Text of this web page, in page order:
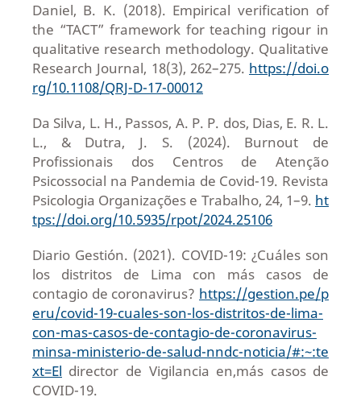
Daniel, B. K. (2018). Empirical verification of
the “TACT” framework for teaching rigour in
qualitative research methodology. Qualitative
Research Journal, 18(3), 262–275. https://doi.o
rg/10.1108/QRJ-D-17-00012
Da Silva, L. H., Passos, A. P. P. dos, Dias, E. R. L.
L., & Dutra, J. S. (2024). Burnout de
Profissionais dos Centros de Atenção
Psicossocial na Pandemia de Covid-19. Revista
Psicologia Organizações e Trabalho, 24, 1–9. ht
tps://doi.org/10.5935/rpot/2024.25106
Diario Gestión. (2021). COVID-19: ¿Cuáles son
los distritos de Lima con más casos de
contagio de coronavirus? https://gestion.pe/p
eru/covid-19-cuales-son-los-distritos-de-lima-
con-mas-casos-de-contagio-de-coronavirus-
minsa-ministerio-de-salud-nndc-noticia/#:~:te
xt=El director de Vigilancia en,más casos de
COVID-19.